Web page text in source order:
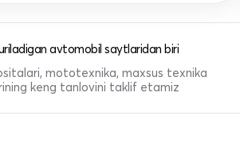
avtomobil saytlaridan biri
mototexnika, maxsus texnika
keng tanlovini taklif etamiz